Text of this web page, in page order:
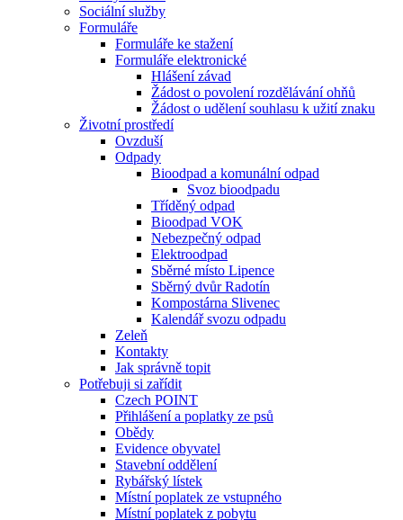
Sociální služby
Formuláře
Formuláře ke stažení
Formuláře elektronické
Hlášení závad
Žádost o povolení rozdělávání ohňů
Žádost o udělení souhlasu k užití znaku
Životní prostředí
Ovzduší
Odpady
Bioodpad a komunální odpad
Svoz bioodpadu
Tříděný odpad
Bioodpad VOK
Nebezpečný odpad
Elektroodpad
Sběrné místo Lipence
Sběrný dvůr Radotín
Kompostárna Slivenec
Kalendář svozu odpadu
Zeleň
Kontakty
Jak správně topit
Potřebuji si zařídit
Czech POINT
Přihlášení a poplatky ze psů
Obědy
Evidence obyvatel
Stavební oddělení
Rybářský lístek
Místní poplatek ze vstupného
Místní poplatek z pobytu